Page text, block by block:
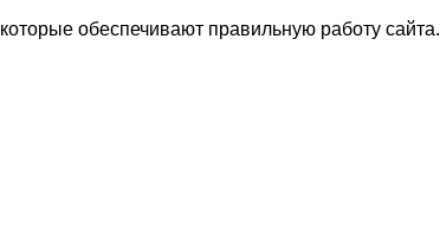
которые обеспечивают правильную работу сайта.